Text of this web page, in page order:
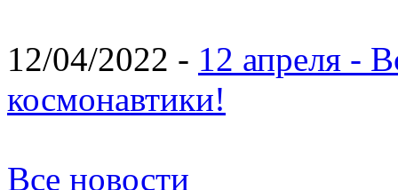
12/04/2022 - 12 апреля -
космонавтики!
Все новости